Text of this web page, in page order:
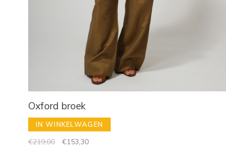
Oxford broek
IN WINKELWAGEN
€219,00 €153,30